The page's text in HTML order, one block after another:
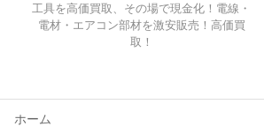
工具を高価買取、その場で現金化！電線・
電材・エアコン部材を激安販売！高価買
取！
ホーム